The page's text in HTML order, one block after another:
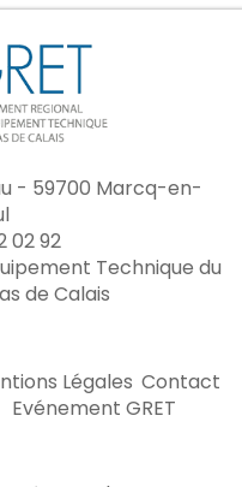
- 59700 Marcq-en-
02 92
Technique du
de Calais
Légales Contact
Evénement GRET